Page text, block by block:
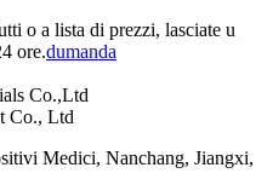
o a lista di prezzi, lasciate u
ore.dumanda
Co.,Ltd
Co., Ltd
Medici, Nanchang, Jiangxi,